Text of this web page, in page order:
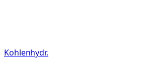
Kohlenhydr.